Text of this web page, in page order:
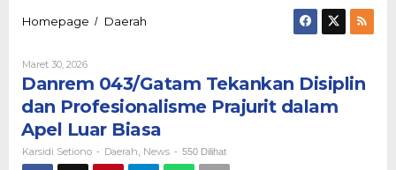
Homepage / Daerah
dan
Profesionalisme
Prajurit
dalam
Apel
Luar
Maret 30, 2026Oleh
Setiono
Danrem 043/Gatam Tekankan Disiplin
dan Profesionalisme Prajurit dalam
Apel Luar Biasa
Karsidi Setiono - Daerah News - 550 Dilihat